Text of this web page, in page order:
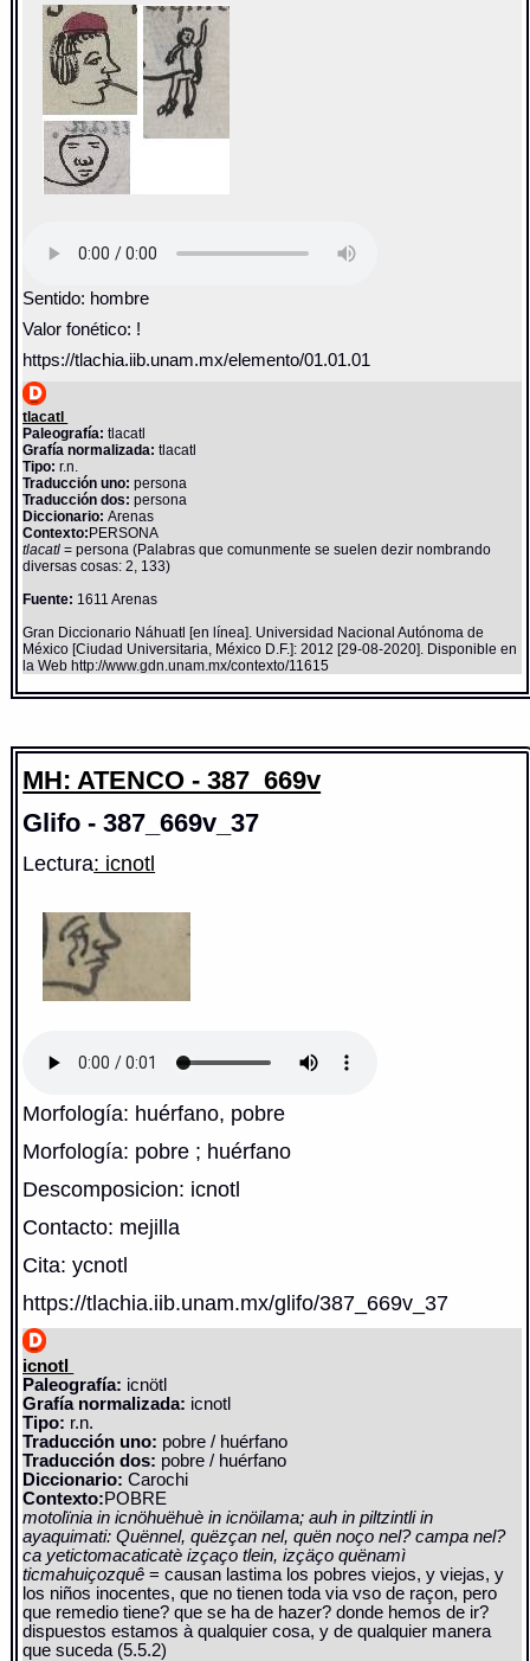
Sentido: hombre
Valor fonético: !
https://tlachia.iib.unam.mx/elemento/01.01.01
tlacatl
Paleografía: tlacatl
Grafía normalizada: tlacatl
Tipo: r.n.
Traducción uno: persona
Traducción dos: persona
Diccionario:Arenas
Contexto: PERSONA
tlacatl= persona (Palabras que comunmente se suelen dezir nombrando
diversas cosas: 2, 133)
Fuente: 1611 Arenas
Gran Diccionario Náhuatl [en línea]. Universidad Nacional Autónoma de
México [Ciudad Universitaria, México D.F.]: 2012 [29-08-2020]. Disponible en
la Web http://www.gdn.unam.mx/contexto/11615
MH: ATENCO - 387_669v
Glifo - 387_669v_37
Lectura: icnotl
Morfología: huérfano, pobre
Morfología: pobre ; huérfano
Descomposicion: icnotl
Contacto: mejilla
Cita: ycnotl
https://tlachia.iib.unam.mx/glifo/387_669v_37
icnotl
Paleografía: icnötl
Grafía normalizada: icnotl
Tipo: r.n.
Traducción uno: pobre / huérfano
Traducción dos: pobre / huérfano
Diccionario:Carochi
Contexto:POBRE
motolïnia in icnöhuëhuè in icnöilama; auh in piltzintli in
ayaquimati: Quënnel, quëzçan nel, quën noço nel? campa nel?
ca yetictomacaticatè izçaço tlein, izçäço quënamì
ticmahuiçozquê= causan lastima los pobres viejos, y viejas, y
los niños inocentes, que no tienen toda via vso de raçon, pero
que remedio tiene? que se ha de hazer? donde hemos de ir?
dispuestos estamos à qualquier cosa, y de qualquier manera
que suceda (5.5.2)